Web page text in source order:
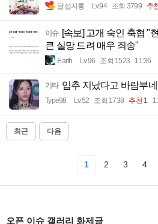
달섭지롱 Lv.94 조회 3799 추
이슈 [속보] 고개 숙인 축협 "
큰 실망 드려 매우 죄송"
Earth Lv.96 조회 1523 11:36
기타 입추 지났다고 바람부
Type98 Lv.52 조회 1738 추천 1
최근 다음
1 2 3 4
오픈 이슈 갤러리 화제글